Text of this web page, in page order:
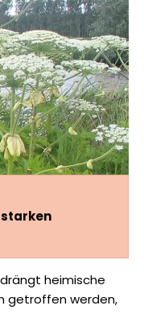
starken
heimische
getroffen werden,